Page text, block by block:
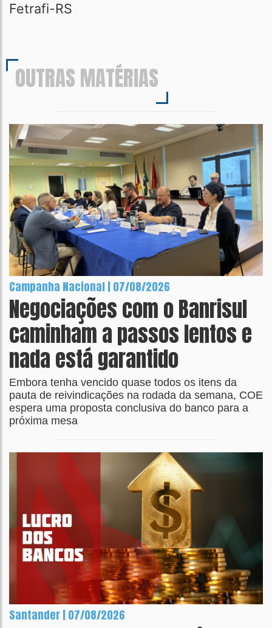
Fetrafi-RS
OUTRAS MATÉRIAS
Campanha Nacional | 07/08/2026
Negociações com o Banrisul
caminham a passos lentos e
nada está garantido
Embora tenha vencido quase todos os itens da
pauta de reivindicações na rodada da semana, COE
espera uma proposta conclusiva do banco para a
próxima mesa
Santander | 07/08/2026